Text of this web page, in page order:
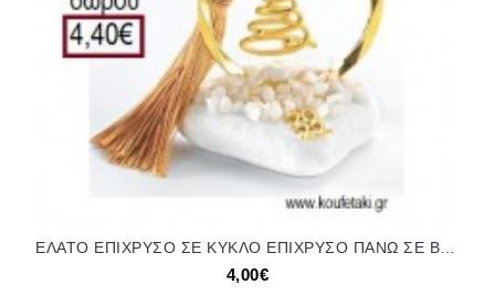
ΕΛΑΤΟ ΕΠΙΧΡΥΣΟ ΣΕ ΚΥΚΛΟ ΕΠΙΧΡΥΣΟ ΠΑΝΩ ΣΕ ΒΟΤΣΑΛΟ για γούρια - δώρα ΑΝΤ-21087/41210 4.00€!!!
4,00€